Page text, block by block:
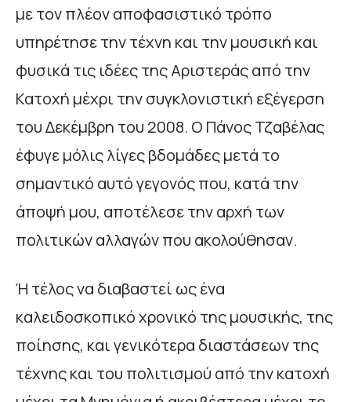
με τον πλέον αποφασιστικό τρόπο
υπηρέτησε την τέχνη και την μουσική και
φυσικά τις ιδέες της Αριστεράς από την
Κατοχή μέχρι την συγκλονιστική εξέγερση
του Δεκέμβρη του 2008. Ο Πάνος Τζαβέλας
έφυγε μόλις λίγες βδομάδες μετά το
σημαντικό αυτό γεγονός που, κατά την
άποψή μου, αποτέλεσε την αρχή των
πολιτικών αλλαγών που ακολούθησαν.
Ή τέλος να διαβαστεί ως ένα
καλειδοσκοπικό χρονικό της μουσικής, της
ποίησης, και γενικότερα διαστάσεων της
τέχνης και του πολιτισμού από την κατοχή